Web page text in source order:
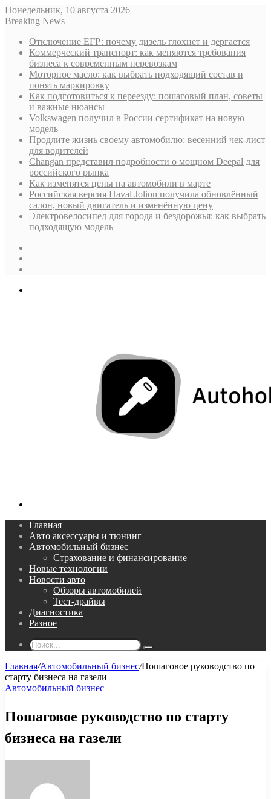
Понедельник, 10 августа 2026
Breaking News
Отключение ЕГР: почему дизель глохнет и дергается
Коммерческий транспорт: как меняются требования
бизнеса к современным перевозкам
Моторное масло: как выбрать подходящий состав и
понять маркировку
Как подготовиться к переезду: пошаговый план, советы
и важные нюансы
Volkswagen получил в России сертификат на новую
модель
Продлите жизнь своему автомобилю: весенний чек-лист
для водителей
Changan представил подробности о мощном Deepal для
российского рынка
Как изменятся цены на автомобили в марте
Российская версия Haval Jolion получила обновлённый
салон, новый двигатель и изменённую цену
Электровелосипед для города и бездорожья: как выбрать
подходящую модель
Главная
Авто аксессуары и тюнинг
Автомобильный бизнес
Страхование и финансирование
Новые технологии
Новости авто
Обзоры автомобилей
Тест-драйвы
Диагностика
Разное
Поиск...
Главная/Автомобильный бизнес/Пошаговое руководство по
старту бизнеса на газели
Автомобильный бизнес
Пошаговое руководство по старту
бизнеса на газели